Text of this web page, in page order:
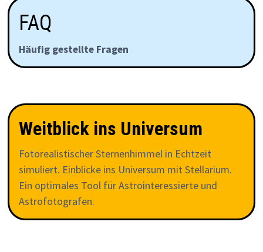
FAQ
Häufig gestellte Fragen
Weitblick ins Universum
Fotorealistischer Sternenhimmel in Echtzeit
simuliert. Einblicke ins Universum mit Stellarium.
Ein optimales Tool für Astrointeressierte und
Astrofotografen.